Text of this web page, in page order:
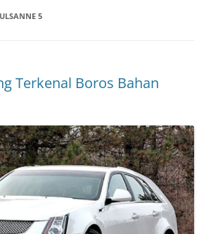
5
Terkenal Boros Bahan